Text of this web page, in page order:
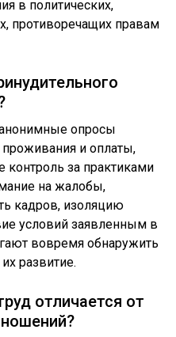
в политических,
противоречащих правам
опросы
проживания и оплаты,
контроль за практиками
на жалобы,
кадров, изоляцию
условий заявленным в
вовремя обнаружить
развитие.
отличается от